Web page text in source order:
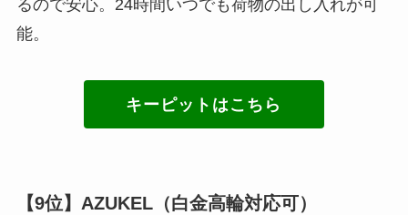
るので安心。24時間いつでも荷物の出し入れが可
能。
キーピットはこちら
【9位】AZUKEL（白金高輪対応可）